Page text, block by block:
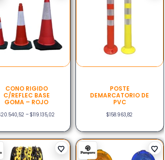
CONO RIGIDO
C/REFLEC BASE
GOMA – ROJO
20.540,52 – $119.135,02
POSTE
DEMARCATORIO DE
PVC
$158.963,82